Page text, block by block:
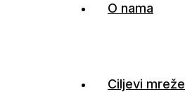
O nama
Ciljevi mreže